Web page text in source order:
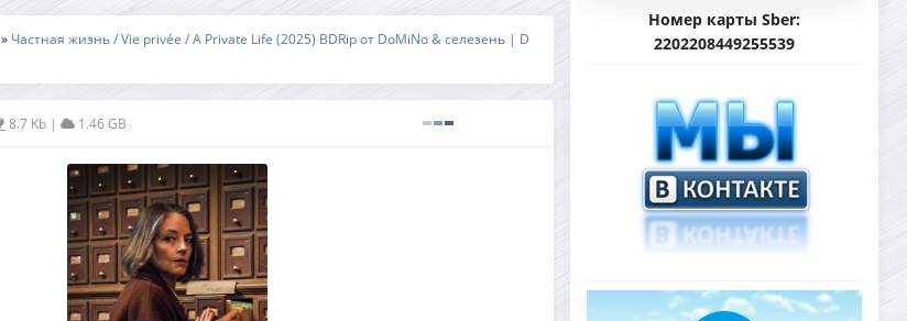
» Частная жизнь / Vie privée / A Private Life (2025) BDRip от DoMiNo & селезень | D
8.7 Kb| 1.46 GB
Номер карты Sber:
2202208449255539